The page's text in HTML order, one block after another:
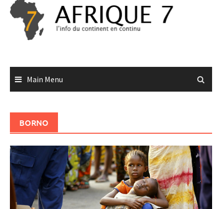
Skip
content
Main Menu
BORNO